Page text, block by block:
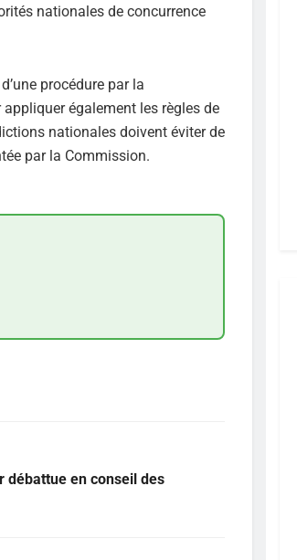
nationales de concurrence
procédure par la
également les règles de
nationales doivent éviter de
par la Commission.
débattue en conseil des